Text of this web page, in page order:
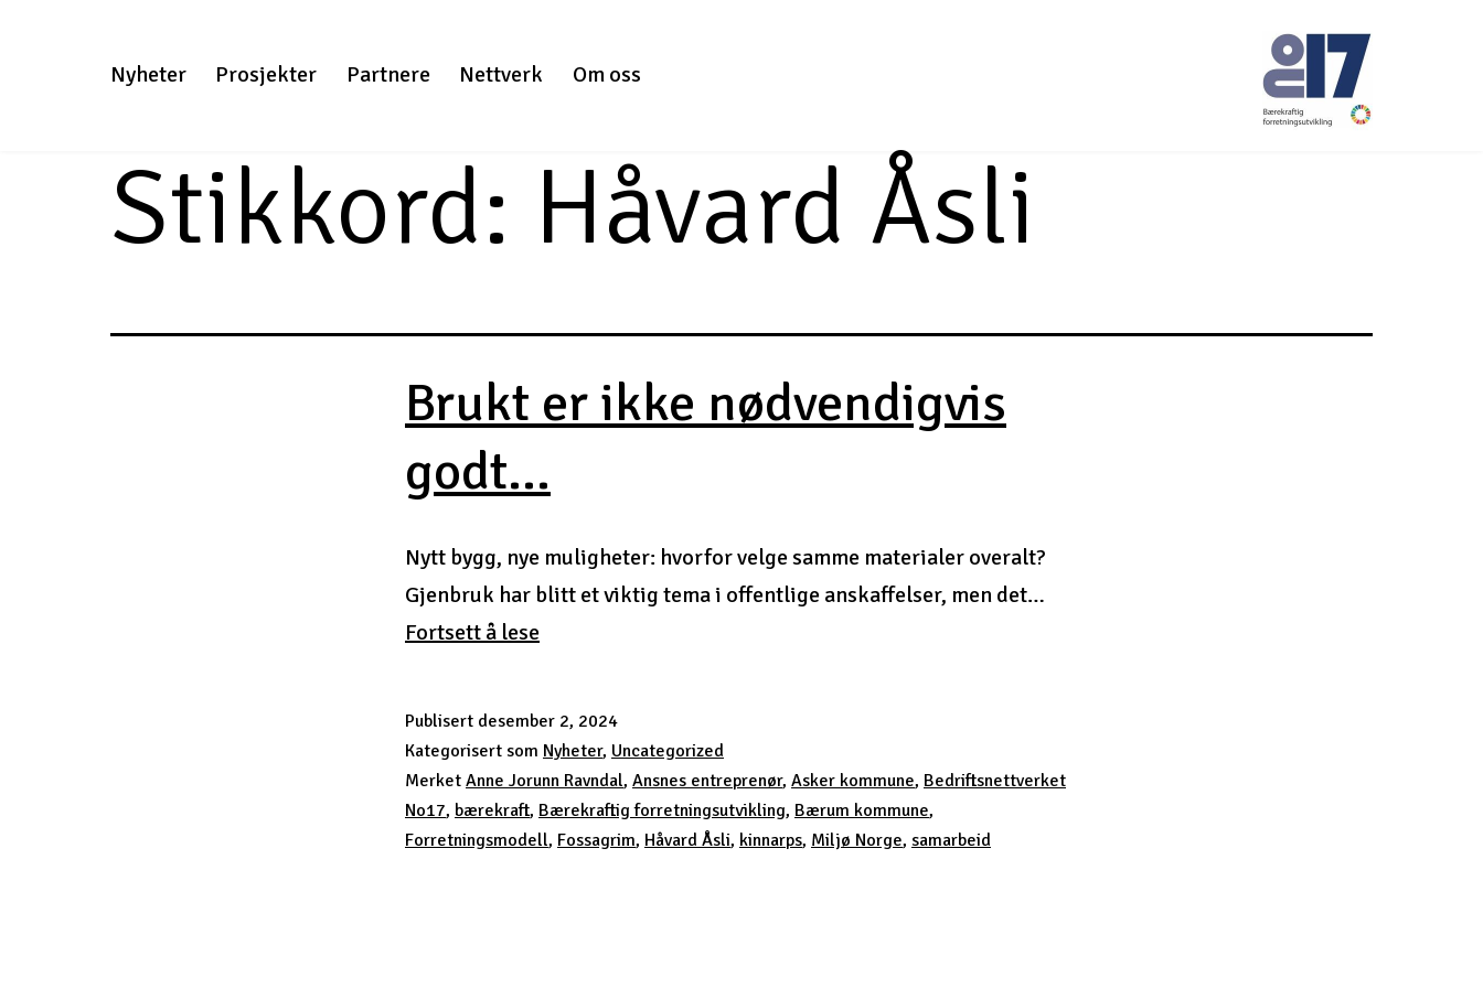
Nyheter Prosjekter Partnere Nettverk Om oss
Stikkord: Håvard Åsli
Brukt er ikke nødvendigvis
godt...
Nytt bygg, nye muligheter: hvorfor velge samme materialer overalt?
Gjenbruk har blitt et viktig tema i offentlige anskaffelser, men det…
Fortsett å leseBrukt
nødvendigvis
godt…
Publisert desember 2, 2024
Kategorisert som Nyheter, Uncategorized
Merket Anne Jorunn Ravndal, Ansnes entreprenør, Asker kommune, Bedriftsnettverket
No17, bærekraft, Bærekraftig forretningsutvikling, Bærum kommune,
Forretningsmodell, Fossagrim, Håvard Åsli, kinnarps, Miljø Norge, samarbeid